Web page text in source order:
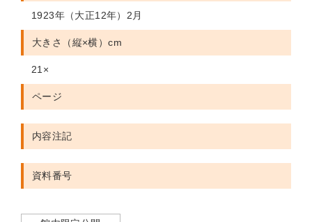
1923年（大正12年）2月
大きさ（縦×横）cm
21×
ページ
内容注記
資料番号